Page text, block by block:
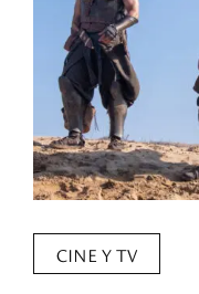
CINE Y TV